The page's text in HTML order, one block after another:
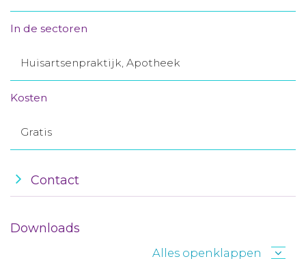
In de sectoren
Huisartsenpraktijk, Apotheek
Kosten
Gratis
Contact
Downloads
Alles openklappen